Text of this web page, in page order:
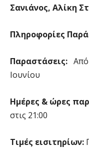
Σανιάνος, Αλίκη
Πληροφορίες
Παραστάσεις:
Ιουνίου
Ημέρες & ώρες
στις 21:00
Τιμές εισιτηρίων: